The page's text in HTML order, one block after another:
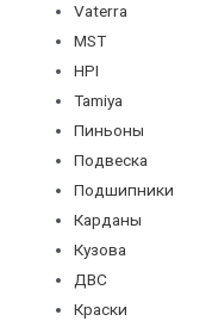
Vaterra
MST
HPI
Tamiya
Пиньоны
Подвеска
Подшипники
Карданы
Кузова
ДВС
Краски